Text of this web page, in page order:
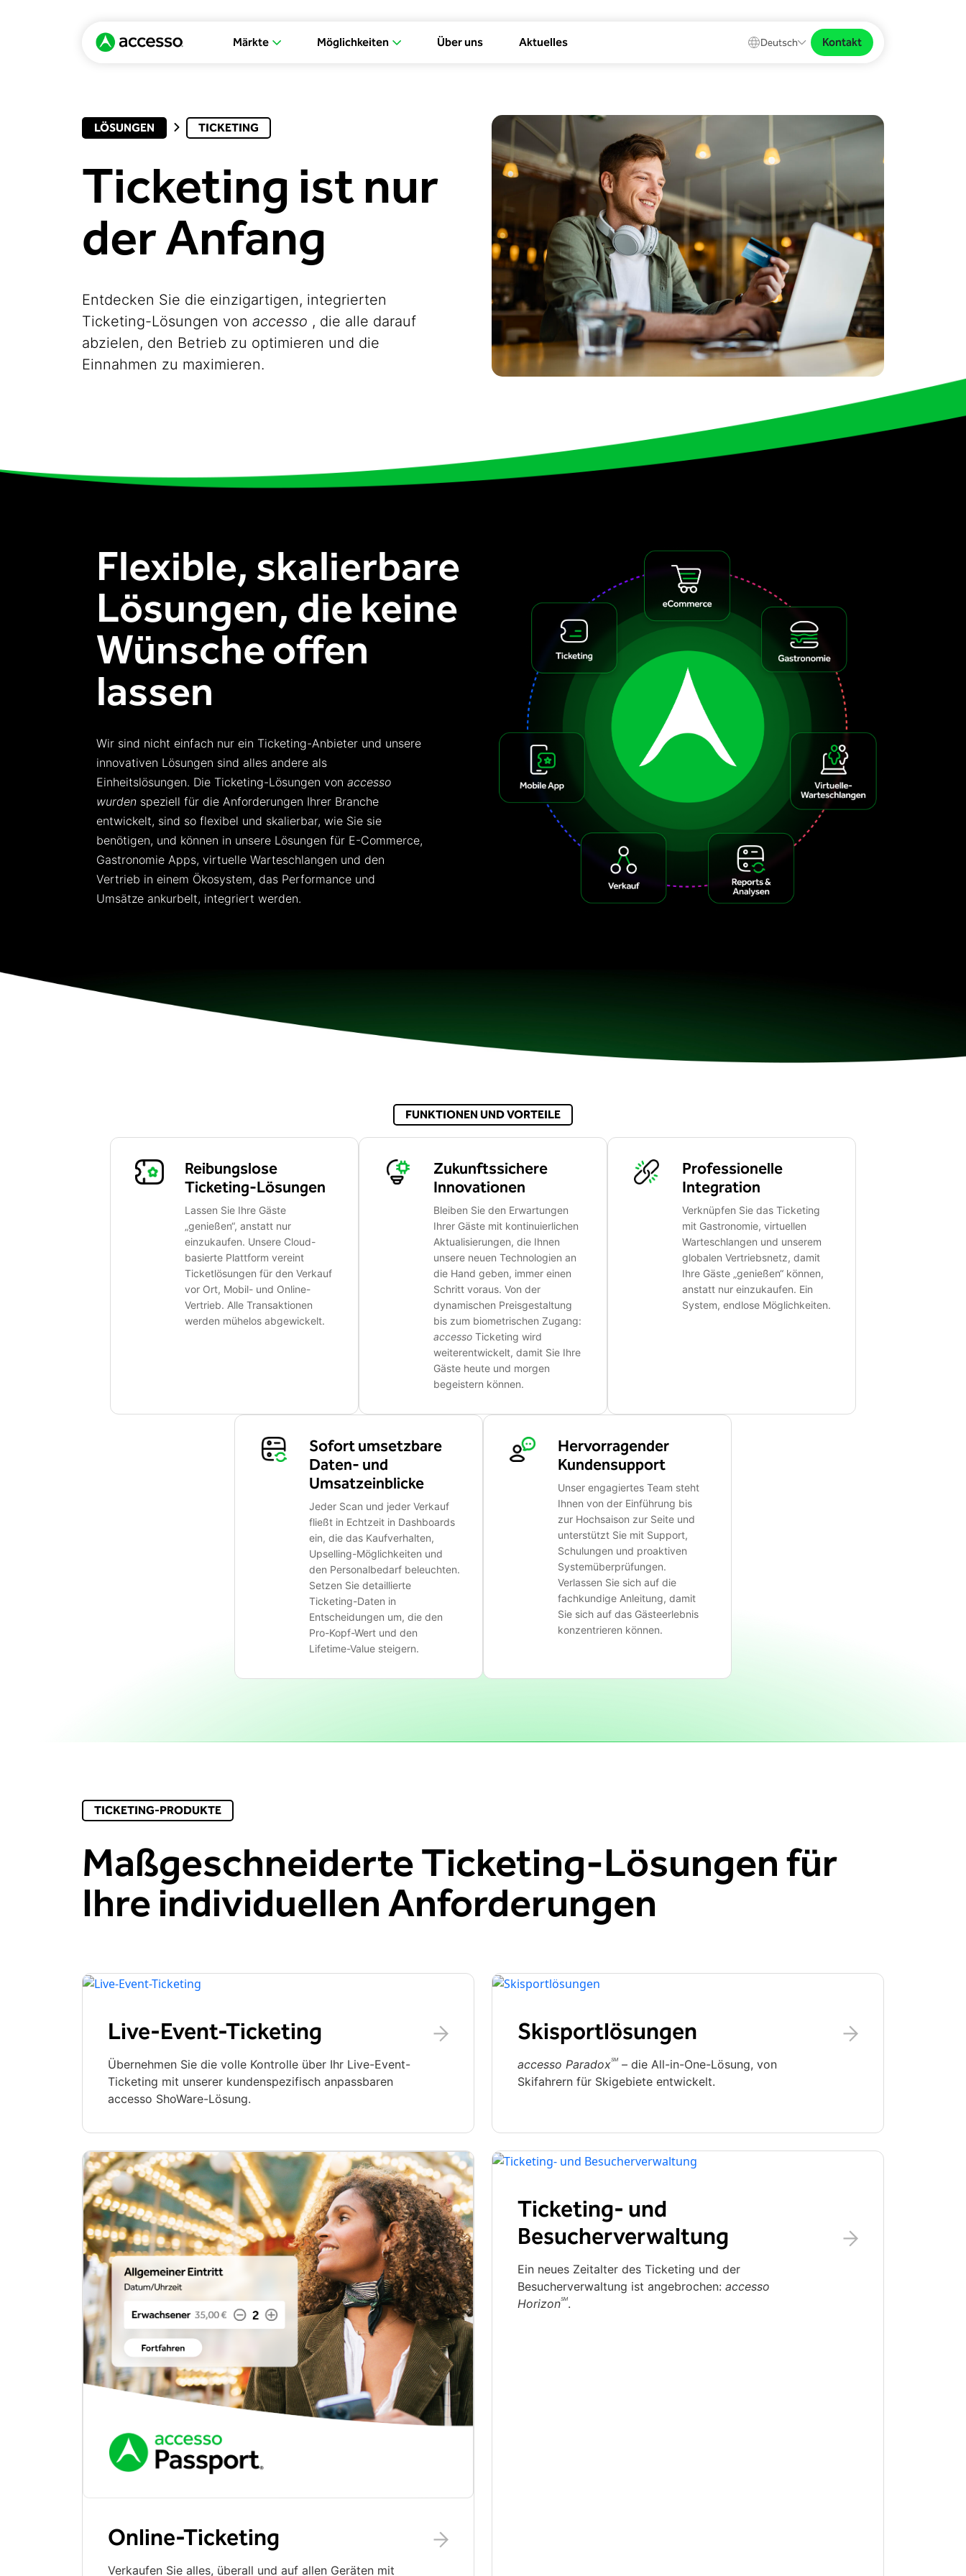
Märkte Möglichkeiten Über uns Aktuelles Deutsch Kontakt
LÖSUNGEN TICKETING
Ticketing ist nur
der Anfang
Entdecken Sie die einzigartigen, integrierten
Ticketing-Lösungen von accesso , die alle darauf
abzielen, den Betrieb zu optimieren und die
Einnahmen zu maximieren.
Flexible, skalierbare
Lösungen, die keine
Wünsche offen
lassen
Wir sind nicht einfach nur ein Ticketing-Anbieter und unsere
innovativen Lösungen sind alles andere als
Einheitslösungen. Die Ticketing-Lösungen von accesso
wurden speziell für die Anforderungen Ihrer Branche
entwickelt, sind so flexibel und skalierbar, wie Sie sie
benötigen, und können in unsere Lösungen für E-Commerce,
Gastronomie Apps, virtuelle Warteschlangen und den
Vertrieb in einem Ökosystem, das Performance und
Umsätze ankurbelt, integriert werden.
FUNKTIONEN UND VORTEILE
Reibungslose
Ticketing-Lösungen
Lassen Sie Ihre Gäste
„genießen“, anstatt nur
einzukaufen. Unsere Cloud-
basierte Plattform vereint
Ticketlösungen für den Verkauf
vor Ort, Mobil- und Online-
Vertrieb. Alle Transaktionen
werden mühelos abgewickelt.
Zukunftssichere
Innovationen
Bleiben Sie den Erwartungen
Ihrer Gäste mit kontinuierlichen
Aktualisierungen, die Ihnen
unsere neuen Technologien an
die Hand geben, immer einen
Schritt voraus. Von der
dynamischen Preisgestaltung
bis zum biometrischen Zugang:
accesso Ticketing wird
weiterentwickelt, damit Sie Ihre
Gäste heute und morgen
begeistern können.
Professionelle
Integration
Verknüpfen Sie das Ticketing
mit Gastronomie, virtuellen
Warteschlangen und unserem
globalen Vertriebsnetz, damit
Ihre Gäste „genießen“ können,
anstatt nur einzukaufen. Ein
System, endlose Möglichkeiten.
Sofort umsetzbare
Daten- und
Umsatzeinblicke
Jeder Scan und jeder Verkauf
fließt in Echtzeit in Dashboards
ein, die das Kaufverhalten,
Upselling-Möglichkeiten und
den Personalbedarf beleuchten.
Setzen Sie detaillierte
Ticketing-Daten in
Entscheidungen um, die den
Pro-Kopf-Wert und den
Lifetime-Value steigern.
Hervorragender
Kundensupport
Unser engagiertes Team steht
Ihnen von der Einführung bis
zur Hochsaison zur Seite und
unterstützt Sie mit Support,
Schulungen und proaktiven
Systemüberprüfungen.
Verlassen Sie sich auf die
fachkundige Anleitung, damit
Sie sich auf das Gästeerlebnis
konzentrieren können.
TICKETING-PRODUKTE
Maßgeschneiderte Ticketing-Lösungen für
Ihre individuellen Anforderungen
Live-Event-Ticketing
Übernehmen Sie die volle Kontrolle über Ihr Live-Event-
Ticketing mit unserer kundenspezifisch anpassbaren
accesso ShoWare-Lösung.
Skisportlösungen
accesso ParadoxSM – die All-in-One-Lösung, von
Skifahrern für Skigebiete entwickelt.
Online-Ticketing
Verkaufen Sie alles, überall und auf allen Geräten mit
Ticketing- und
Besucherverwaltung
Ein neues Zeitalter des Ticketing und der
Besucherverwaltung ist angebrochen: accesso
HorizonSM.